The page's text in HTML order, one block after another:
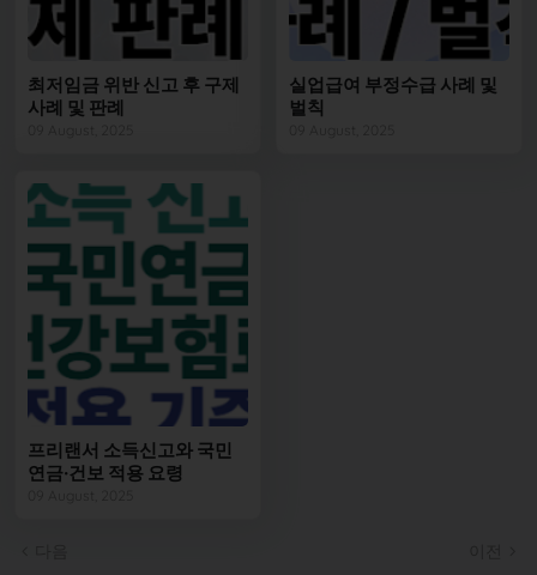
최저임금 위반 신고 후 구제
사례 및 판례
실업급여 부정수급 사례 및
벌칙
프리랜서 소득신고와 국민
연금·건보 적용 요령